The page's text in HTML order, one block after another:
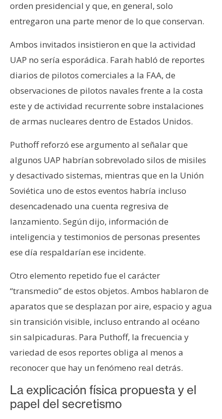
orden presidencial y que, en general, solo
entregaron una parte menor de lo que conservan.
Ambos invitados insistieron en que la actividad
UAP no sería esporádica. Farah habló de reportes
diarios de pilotos comerciales a la FAA, de
observaciones de pilotos navales frente a la costa
este y de actividad recurrente sobre instalaciones
de armas nucleares dentro de Estados Unidos.
Puthoff reforzó ese argumento al señalar que
algunos UAP habrían sobrevolado silos de misiles
y desactivado sistemas, mientras que en la Unión
Soviética uno de estos eventos habría incluso
desencadenado una cuenta regresiva de
lanzamiento. Según dijo, información de
inteligencia y testimonios de personas presentes
ese día respaldarían ese incidente.
Otro elemento repetido fue el carácter
“transmedio” de estos objetos. Ambos hablaron de
aparatos que se desplazan por aire, espacio y agua
sin transición visible, incluso entrando al océano
sin salpicaduras. Para Puthoff, la frecuencia y
variedad de esos reportes obliga al menos a
reconocer que hay un fenómeno real detrás.
La explicación física propuesta y el
papel del secretismo